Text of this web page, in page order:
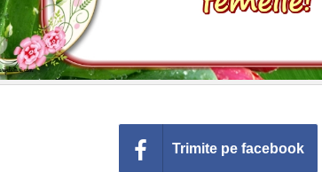
Trimite pe facebook